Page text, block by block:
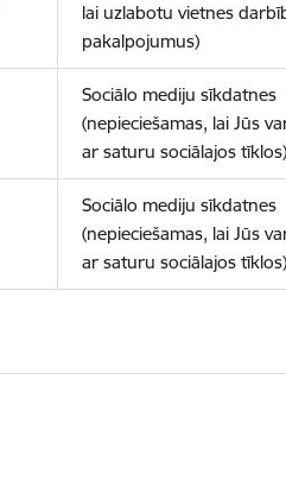
lai uzlabotu vietnes
pakalpojumus)
Sociālo mediju sīkdatnes
(nepieciešamas, lai Jūs
ar saturu sociālajos tīklos)
Sociālo mediju sīkdatnes
(nepieciešamas, lai Jūs
ar saturu sociālajos tīklos)